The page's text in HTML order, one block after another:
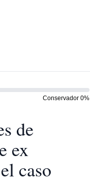
Conservador 0%
de
ex
caso